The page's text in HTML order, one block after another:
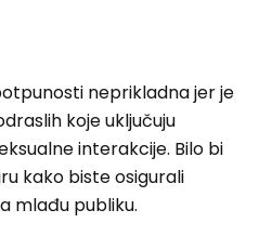
neprikladna jer je
koje uključuju
interakcije. Bilo bi
​​kako biste osigurali
mlađu publiku.